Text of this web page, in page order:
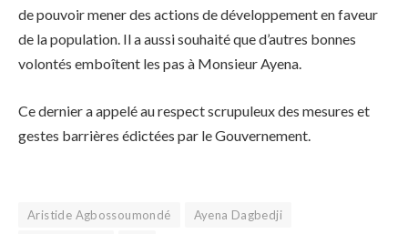
de pouvoir mener des actions de développement en faveur
de la population. Il a aussi souhaité que d’autres bonnes
volontés emboîtent les pas à Monsieur Ayena.
Ce dernier a appelé au respect scrupuleux des mesures et
gestes barrières édictées par le Gouvernement.
Aristide Agbossoumondé
Ayena Dagbedji